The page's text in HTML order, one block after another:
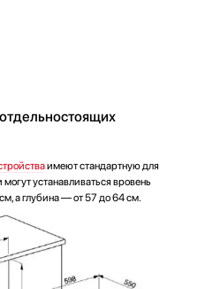
имеют стандартную для
устанавливаться вровень
а глубина — от 57 до 64 см.